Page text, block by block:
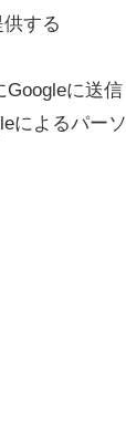
する
Googleに送信
によるパーソ